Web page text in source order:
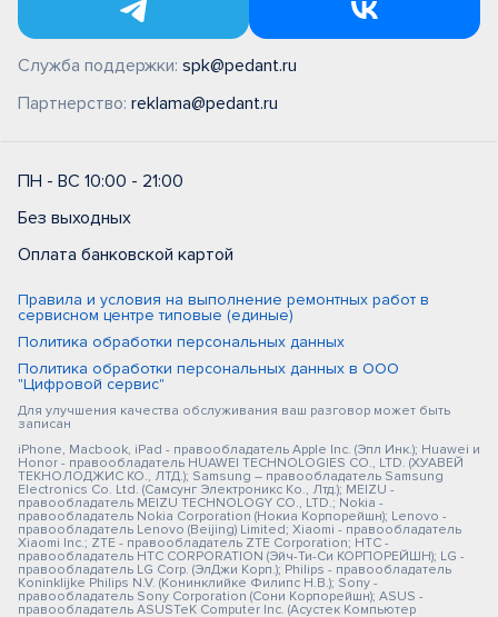
Служба поддержки: spk@pedant.ru
Партнерство: reklama@pedant.ru
ПН - ВС 10:00 - 21:00
Без выходных
Оплата банковской картой
Правила и условия на выполнение ремонтных работ в
сервисном центре типовые (единые)
Политика обработки персональных данных
Политика обработки персональных данных в ООО
"Цифровой сервис"
Для улучшения качества обслуживания ваш разговор может быть
записан
iPhone, Macbook, iPad - правообладатель Apple Inc. (Эпл Инк.); Huawei и
Honor - правообладатель HUAWEI TECHNOLOGIES CO., LTD. (ХУАВЕЙ
ТЕКНОЛОДЖИС КО., ЛТД.); Samsung – правообладатель Samsung
Electronics Co. Ltd. (Самсунг Электроникс Ко., Лтд.); MEIZU -
правообладатель MEIZU TECHNOLOGY CO., LTD.; Nokia -
правообладатель Nokia Corporation (Нокиа Корпорейшн); Lenovo -
правообладатель Lenovo (Beijing) Limited; Xiaomi - правообладатель
Xiaomi Inc.; ZTE - правообладатель ZTE Corporation; HTC -
правообладатель HTC CORPORATION (Эйч-Ти-Си КОРПОРЕЙШН); LG -
правообладатель LG Corp. (ЭлДжи Корп.); Philips - правообладатель
Koninklijke Philips N.V. (Конинклийке Филипс Н.В.); Sony -
правообладатель Sony Corporation (Сони Корпорейшн); ASUS -
правообладатель ASUSTeK Computer Inc. (Асустек Компьютер